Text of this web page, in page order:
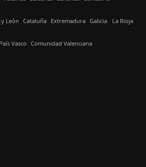
León Cataluña Extremadura Galicia La Rioja
País Vasco Comunidad Valenciana